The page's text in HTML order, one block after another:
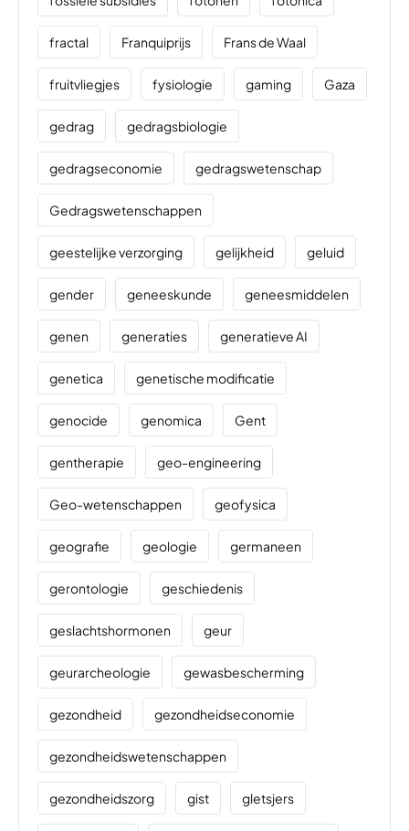
fractal Franquiprijs Frans de Waal
fruitvliegjes fysiologie gaming Gaza
gedrag gedragsbiologie
gedragseconomie gedragswetenschap
Gedragswetenschappen
geestelijke verzorging gelijkheid geluid
gender geneeskunde geneesmiddelen
genen generaties generatieve AI
genetica genetische modificatie
genocide genomica Gent
gentherapie geo-engineering
Geo-wetenschappen geofysica
geografie geologie germaneen
gerontologie geschiedenis
geslachtshormonen geur
geurarcheologie gewasbescherming
gezondheid gezondheidseconomie
gezondheidswetenschappen
gezondheidszorg gist gletsjers